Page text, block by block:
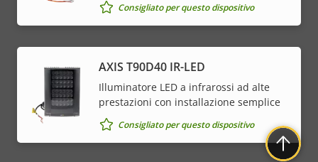
Consigliato per questo dispositivo
AXIS T90D40 IR-LED
Illuminatore LED a infrarossi ad alte
prestazioni con installazione semplice
Consigliato per questo dispositivo